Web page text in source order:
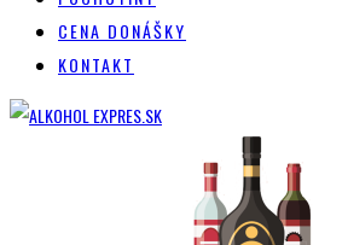
CENA DONÁŠKY
KONTAKT